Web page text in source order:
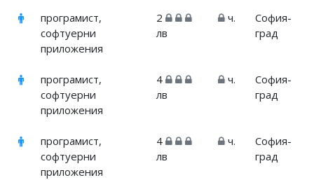
програмист,
софтуерни
приложения
2
лв
ч.
София-
град
програмист,
софтуерни
приложения
4
лв
ч.
София-
град
програмист,
софтуерни
приложения
4
лв
ч.
София-
град